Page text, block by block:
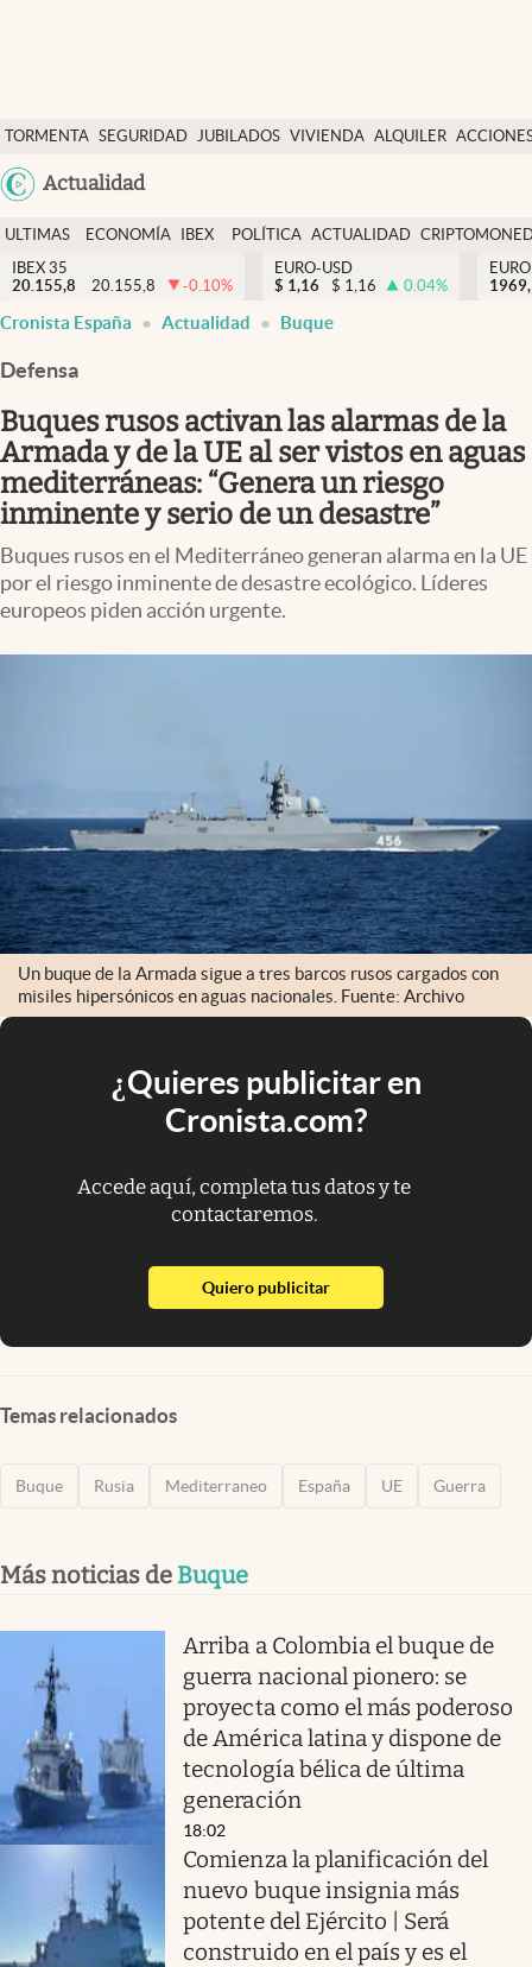
TORMENTA SEGURIDAD JUBILADOS VIVIENDA ALQUILER
Actualidad
Economía y finanzas
Política
Actualidad
Criptomonedas
España
ULTIMAS
NOTICIAS
ECONOMÍA
FINANZAS
IBEX
EURO
POLÍTICA ACTUALIDAD
IBEX 35
20.155,8
20.155,8 -0.10%
EURO-USD
$ 1,16 $ 1,16 0.04%
Cronista España Actualidad Buque
Defensa
Buques rusos activan las alarmas de la
Armada y de la UE al ser vistos en aguas
mediterráneas: “Genera un riesgo
inminente y serio de un desastre”
Buques rusos en el Mediterráneo generan alarma en la UE
por el riesgo inminente de desastre ecológico. Líderes
europeos piden acción urgente.
Un buque de la Armada sigue a tres barcos rusos cargados con
misiles hipersónicos en aguas nacionales. Fuente: Archivo
¿Quieres publicitar en
Cronista.com?
Accede aquí, completa tus datos y te
contactaremos.
Quiero publicitarabre en nueva pestaña
Temas relacionados
Buque Rusia Mediterraneo España UE Guerra
Más noticias de Buque
Arriba a Colombia el buque de
guerra nacional pionero: se
proyecta como el más poderoso
de América latina y dispone de
tecnología bélica de última
generación
18:02
Comienza la planificación del
nuevo buque insignia más
potente del Ejército | Será
construido en el país y es el